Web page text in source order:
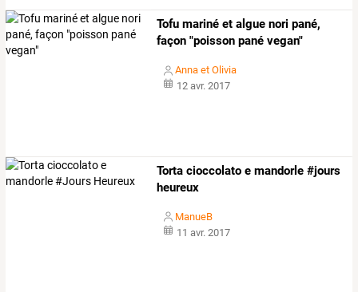
Tofu mariné et algue nori pané,
façon "poisson pané vegan"
Anna et Olivia
12 avr. 2017
Torta cioccolato e mandorle #jours
heureux
ManueB
11 avr. 2017